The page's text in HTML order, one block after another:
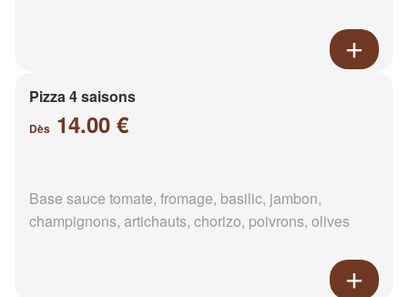
Pizza 4 saisons
Dès 14.00 €
Base sauce tomate, fromage, basilic, jambon,
champignons, artichauts, chorizo, poivrons, olives